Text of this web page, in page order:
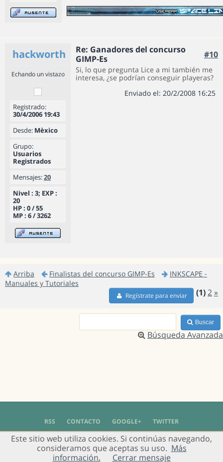
hackworth
Re: Ganadores del concurso
GIMP-Es
#10
Echando un vistazo
Registrado:
30/4/2006 19:43
Desde: Mèxico
Grupo:
Usuarios
Registrados
Mensajes:20
Nivel : 3; EXP :
20
HP : 0 / 55
MP : 6 / 3262
Si, lo que pregunta Lice a mi también me
interesa, ¿se podrían conseguir playeras?
Enviado el: 20/2/2008 16:25
Arriba Finalistas del concurso GIMP-Es
INKSCAPE -
Manuales y Tutoriales
(1)2 »
Regístrate para enviar
Buscar
Búsqueda Avanzada
RSS CONTACTO GOOGLE+ TWITTER
© 2004 - 2018 Grupo de Usuarios de Gimp en Español -Política de Privacidad
Aviso Legal
Este sitio web utiliza cookies. Si continúas navegando,
consideramos que aceptas su uso. Más
información.
Cerrar mensaje